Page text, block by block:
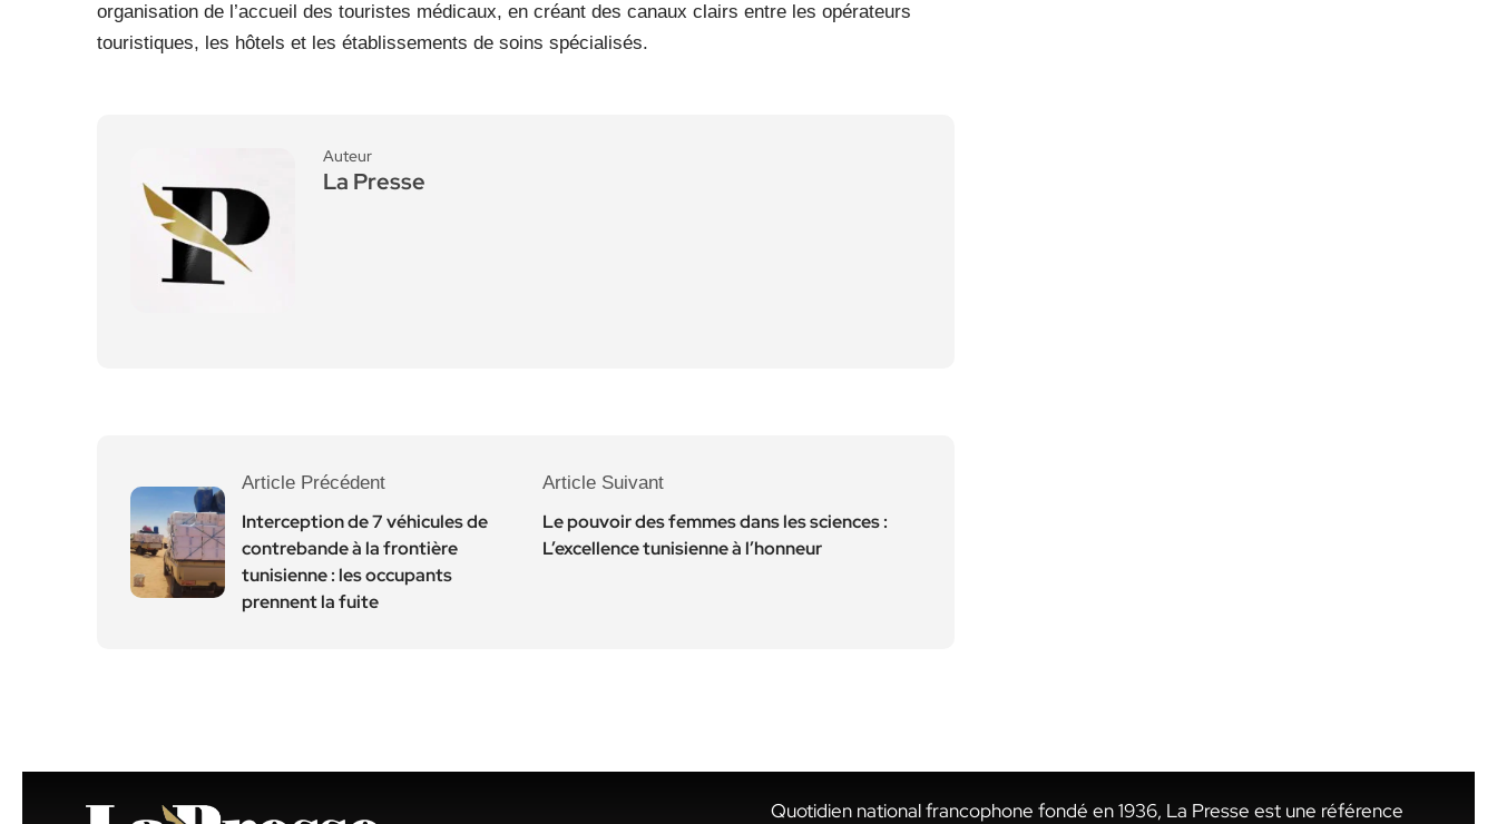
organisation de l’accueil des touristes médicaux, en créant des canaux clairs entre les opérateurs
touristiques, les hôtels et les établissements de soins spécialisés.
Auteur
La Presse
Article Précédent
Interception de 7 véhicules de
contrebande à la frontière
tunisienne : les occupants
prennent la fuite
Article Suivant
Le pouvoir des femmes dans les sciences :
L’excellence tunisienne à l’honneur
Quotidien national francophone fondé en 1936, La Presse est une référence